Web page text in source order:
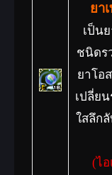
ยา
เป็น
ชนิดร
ยาโอ
เปลี่ย
ใสลึก
(ไ